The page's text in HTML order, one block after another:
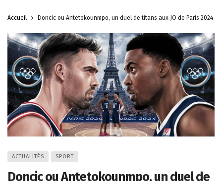
Accueil Doncic ou Antetokounmpo, un duel de titans aux JO de Paris 2024
ACTUALITÉS SPORT
Doncic ou Antetokounmpo, un duel de